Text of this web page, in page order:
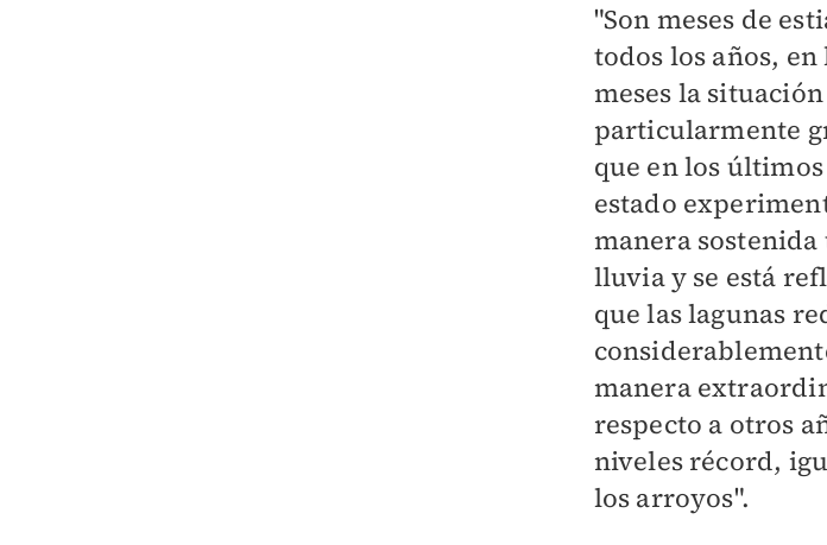
"Son meses de
todos los años,
meses la
particularmente
que en los
estado
manera
lluvia y se está
que las lagunas
manera
respecto a otros
niveles récord,
los arroyos".